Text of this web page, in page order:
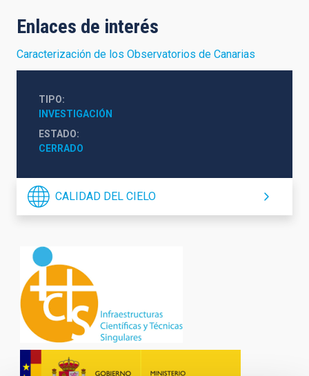
Enlaces de interés
Caracterización de los Observatorios de Canarias
TIPO
INVESTIGACIÓN
ESTADO
CERRADO
CALIDAD DEL CIELO